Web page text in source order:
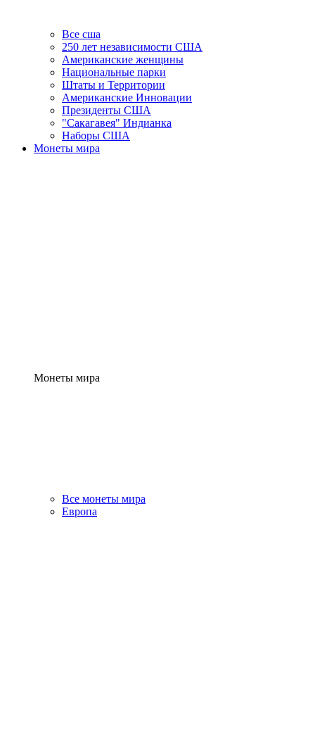
Все сша
250 лет независимости США
Американские женщины
Национальные парки
Штаты и Территории
Американские Инновации
Президенты США
"Сакагавея" Индианка
Наборы США
Монеты мира
Монеты мира
Все монеты мира
Европа